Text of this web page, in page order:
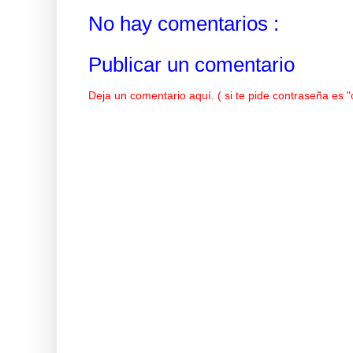
No hay comentarios :
Publicar un comentario
Deja un comentario aquí. ( si te pide contraseña es